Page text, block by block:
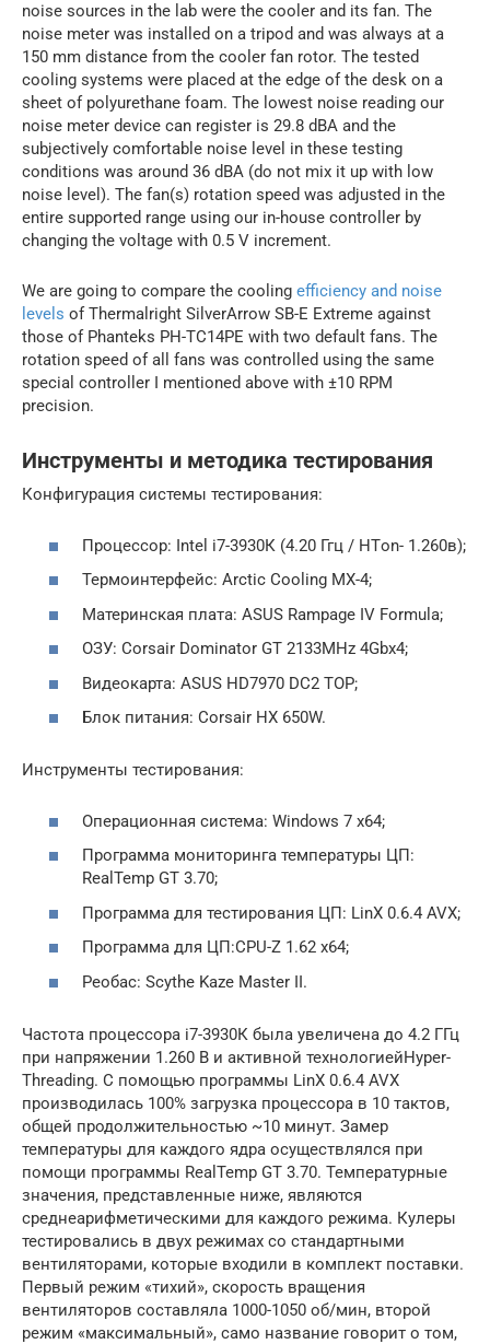
noise sources in the lab were the cooler and its fan. The
noise meter was installed on a tripod and was always at a
150 mm distance from the cooler fan rotor. The tested
cooling systems were placed at the edge of the desk on a
sheet of polyurethane foam. The lowest noise reading our
noise meter device can register is 29.8 dBA and the
subjectively comfortable noise level in these testing
conditions was around 36 dBA (do not mix it up with low
noise level). The fan(s) rotation speed was adjusted in the
entire supported range using our in-house controller by
changing the voltage with 0.5 V increment.
We are going to compare the cooling efficiency and noise
levels of Thermalright SilverArrow SB-E Extreme against
those of Phanteks PH-TC14PE with two default fans. The
rotation speed of all fans was controlled using the same
special controller I mentioned above with ±10 RPM
precision.
Инструменты и методика тестирования
Конфигурация системы тестирования:
Процессор: Intel i7-3930К (4.20 Ггц / НТon- 1.260в);
Термоинтерфейс: Arctic Cooling MX-4;
Материнская плата: ASUS Rampage IV Formula;
ОЗУ: Corsair Dominator GT 2133MHz 4Gbx4;
Видеокарта: ASUS HD7970 DC2 TOP;
Блок питания: Corsair HX 650W.
Инструменты тестирования:
Операционная система: Windows 7 x64;
Программа мониторинга температуры ЦП:
RealTemp GT 3.70;
Программа для тестирования ЦП: LinX 0.6.4 AVX;
Программа для ЦП:CPU-Z 1.62 x64;
Реобас: Scythe Kaze Master II.
Частота процессора i7-3930К была увеличена до 4.2 ГГц
при напряжении 1.260 В и активной технологиейHyper-
Threading. С помощью программы LinX 0.6.4 AVX
производилась 100% загрузка процессора в 10 тактов,
общей продолжительностью ~10 минут. Замер
температуры для каждого ядра осуществлялся при
помощи программы RealTemp GT 3.70. Температурные
значения, представленные ниже, являются
среднеарифметическими для каждого режима. Кулеры
тестировались в двух режимах со стандартными
вентиляторами, которые входили в комплект поставки.
Первый режим «тихий», скорость вращения
вентиляторов составляла 1000-1050 об/мин, второй
режим «максимальный», само название говорит о том,